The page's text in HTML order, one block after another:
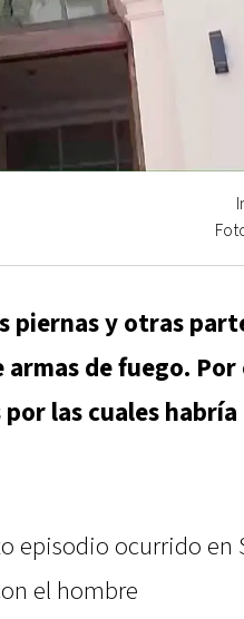
piernas y otras
de fuego. Por
las cuales habría
episodio ocurrido en
el hombre